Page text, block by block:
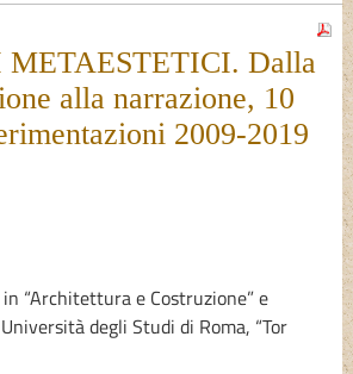
METAESTETICI. Dalla
alla narrazione, 10
2009-2019
“Architettura e Costruzione” e
degli Studi di Roma, “Tor